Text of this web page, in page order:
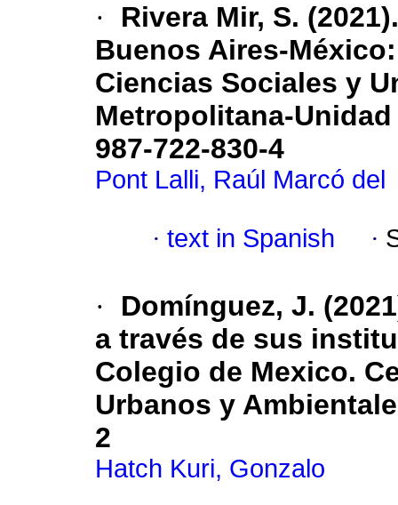
·
Rivera Mir, S.
Buenos Aires-
Ciencias Sociales y
Metropolitana-Unidad
987-722-830-4
Pont Lalli, Raúl Marcó del
· text in Spanish ·
·
Domínguez, J.
a través de sus
Colegio de Mexico.
Urbanos y
2
Hatch Kuri, Gonzalo